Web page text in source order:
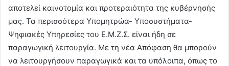
αποτελεί καινοτομία και προτεραιότητα της κυβέρνησής
μας. Τα περισσότερα Yπομητρώα- Yποσυστήματα-
Ψηφιακές Υπηρεσίες του Ε.Μ.Ζ.Σ. είναι ήδη σε
παραγωγική λειτουργία. Με τη νέα Απόφαση θα μπορούν
να λειτουργήσουν παραγωγικά και τα υπόλοιπα, όπως το